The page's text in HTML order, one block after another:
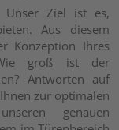
Unser Ziel ist es,
Aus diesem
Konzeption Ihres
groß ist der
Antworten auf
zur optimalen
genauen